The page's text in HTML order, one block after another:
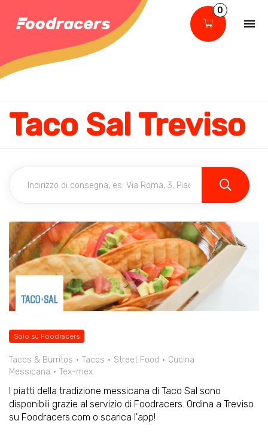
0
Taco Sal Treviso
Solo su Foodracers
Tacos & Burritos Tacos Street Food
Cucina
Messicana
Tex-mex
I piatti della tradizione messicana di Taco Sal sono
disponibili grazie al servizio di Foodracers. Ordina a Treviso
su Foodracers.com o scarica l'app!